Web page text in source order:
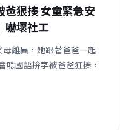
爸狠揍 女童緊急安
嚇壞社工
離異，她跟著爸爸一起
唸國語拚字被爸爸狂揍，